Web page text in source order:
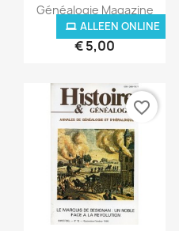
Snel bekijken
Généalogie Magazine
N°...
€ 5,00
ALLEEN ONLINE
favorite_border